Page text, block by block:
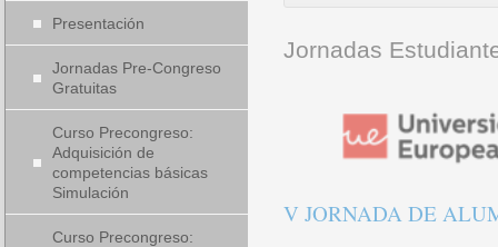
Presentación
Jornadas Pre-Congreso
Gratuitas
Curso Precongreso:
Adquisición de
competencias básicas
Simulación
Curso Precongreso:
Jornadas
V JORNADA DE